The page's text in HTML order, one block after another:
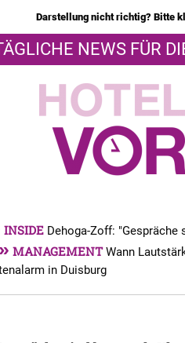
Darstellung nicht richtig? Bitte
NEWS FÜR
INSIDE Dehoga-Zoff: "Gespräche
» MANAGEMENTWann
in Duisburg